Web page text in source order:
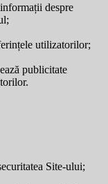
despre
utilizatorilor;
publicitate
Site-ului;